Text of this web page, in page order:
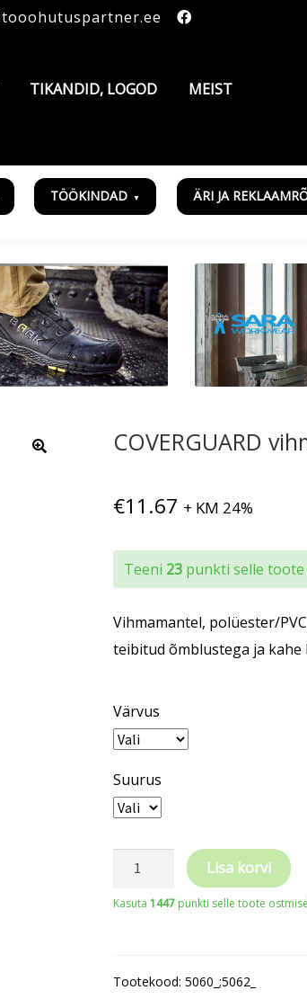
TIKANDID, LOGOD MEIST
TÖÖKINDAD ÄRI JA
COVERGUARD
€11.67 + KM 24%
Teeni 23 punkti selle toote
Vihmamantel, polüester/
teibitud õmblustega ja kahe
Värvus
Suurus
COVERGUARD
vihmamantel
Lisa korvi
Kasuta1447 punkti selle toote
Tootekood:5060_;5062_